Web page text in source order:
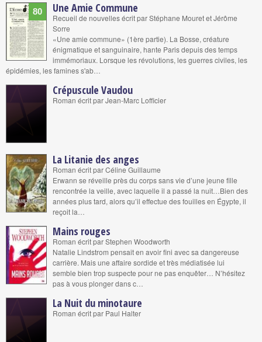
80 Une Amie Commune
Recueil de nouvelles écrit par Stéphane Mouret et Jérôme
Sorre
«Une amie commune» (1ère partie). La Bosse, créature
énigmatique et sanguinaire, hante Paris depuis des temps
immémoriaux. Lorsque les révolutions, les guerres civiles, les
épidémies, les famines s'ab…
Crépuscule Vaudou
Roman écrit par Jean-Marc Lofficier
La Litanie des anges
Roman écrit par Céline Guillaume
Erwann se réveille près du corps sans vie d’une jeune fille
rencontrée la veille, avec laquelle il a passé la nuit…Bien des
années plus tard, alors qu’il effectue des fouilles en Égypte, il
reçoit la…
Mains rouges
Roman écrit par Stephen Woodworth
Natalie Lindstrom pensait en avoir fini avec sa dangereuse
carrière. Mais une affaire sordide et très médiatisée lui
semble bien trop suspecte pour ne pas enquêter… N’hésitez
pas à vous plonger dans c…
La Nuit du minotaure
Roman écrit par Paul Halter